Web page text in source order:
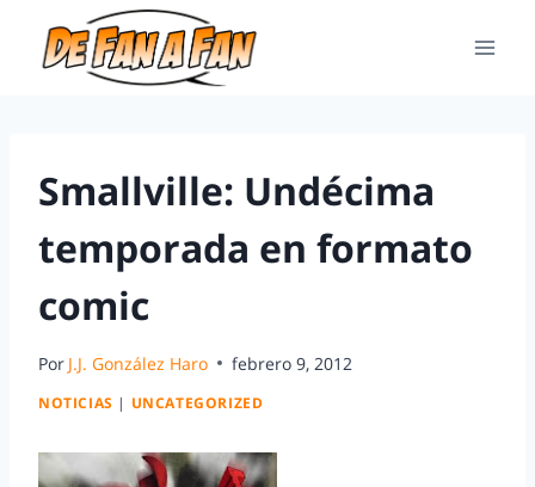
Smallville: Undécima
temporada en formato
comic
Por J.J. González Haro febrero 9, 2012
NOTICIAS | UNCATEGORIZED